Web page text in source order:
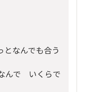
なんでも合う
んで いくらで